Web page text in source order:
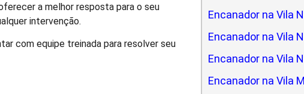
a melhor resposta para o seu
intervenção.
com equipe treinada para resolver seu
Encanador na Vila
Encanador na Vila
Encanador na Vila
Encanador na Vila